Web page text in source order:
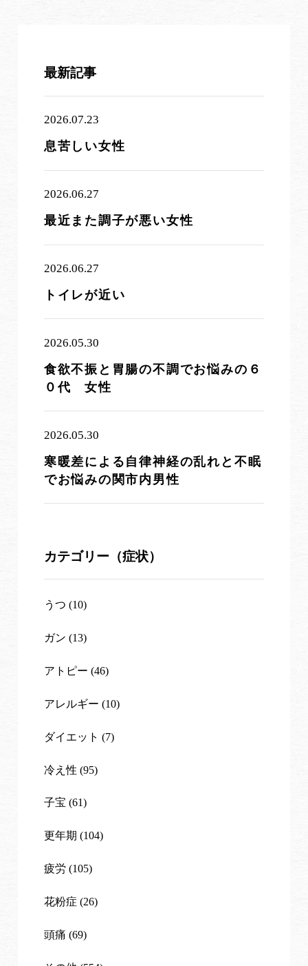
最新記事
2026.07.23
息苦しい女性
2026.06.27
最近また調子が悪い女性
2026.06.27
トイレが近い
2026.05.30
食欲不振と胃腸の不調でお悩みの６
０代 女性
2026.05.30
寒暖差による自律神経の乱れと不眠
でお悩みの関市内男性
カテゴリー（症状）
うつ (10)
ガン (13)
アトピー (46)
アレルギー (10)
ダイエット (7)
冷え性 (95)
子宝 (61)
更年期 (104)
疲労 (105)
花粉症 (26)
頭痛 (69)